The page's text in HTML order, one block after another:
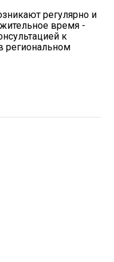
регулярно и
время -
к
региональном